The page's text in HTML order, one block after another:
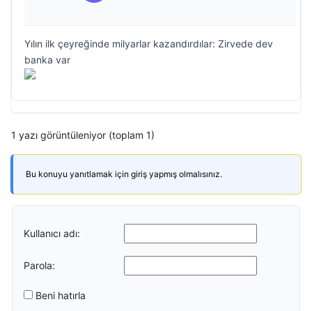
Yılın ilk çeyreğinde milyarlar kazandırdılar: Zirvede dev
banka var
1 yazı görüntüleniyor (toplam 1)
Bu konuyu yanıtlamak için giriş yapmış olmalısınız.
Kullanıcı adı:
Parola:
Beni hatırla